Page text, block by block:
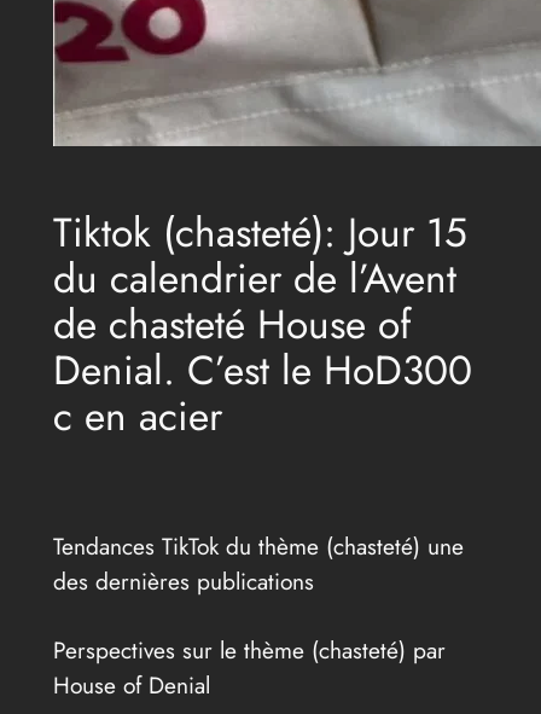
Tiktok (chasteté): Jour 15
du calendrier de l’Avent
de chasteté House of
Denial. C’est le HoD300
c en acier
Tendances TikTok du thème (chasteté) une
des dernières publications
Perspectives sur le thème (chasteté) par
House of Denial